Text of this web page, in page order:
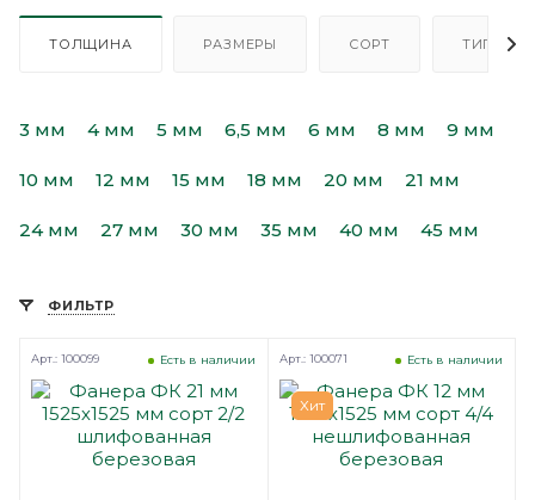
ТОЛЩИНА РАЗМЕРЫ СОРТ ТИП
3 мм 4 мм 5 мм 6,5 мм 6 мм 8 мм 9 мм
10 мм 12 мм 15 мм 18 мм 20 мм 21 мм
24 мм 27 мм 30 мм 35 мм 40 мм 45 мм
ФИЛЬТР
Есть в наличии
Арт.: 100099
Хит
Есть в наличии
Арт.: 100071